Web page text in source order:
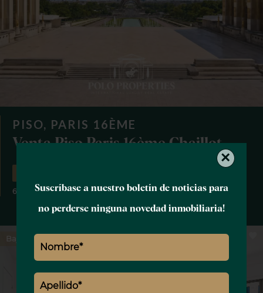
Suscríbase a nuestro boletín de noticias para
no perderse ninguna novedad inmobiliaria!
×
PISO, PARIS 16ÈME
Venta Piso Paris 16ème Chaillot
6 piezas 5 dormitorios 4 baños 288.59 m²
Bajo oferta